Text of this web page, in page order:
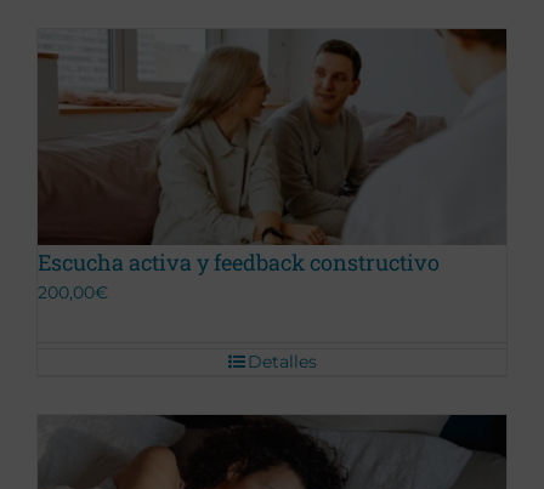
Promoción Terminada
Escucha activa y feedback constructivo
200,00€
Detalles